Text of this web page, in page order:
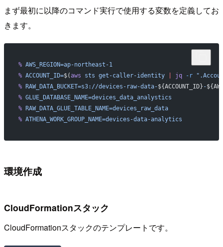
まず最初に以降のコマンド実行で使用する変数を定義してお
きます。
% AWS_REGION=ap-northeast-1
% ACCOUNT_ID=$(aws sts get-caller-identity | jq -r
% RAW_DATA_BUCKET=s3://devices-raw-data-${ACCOUNT_ID} -
% GLUE_DATABASE_NAME=devices_data_analystics
% RAW_DATA_GLUE_TABLE_NAME=devices_raw_data
% ATHENA_WORK_GROUP_NAME=devices-data-analytics
環境作成
CloudFormationスタック
CloudFormationスタックのテンプレートです。